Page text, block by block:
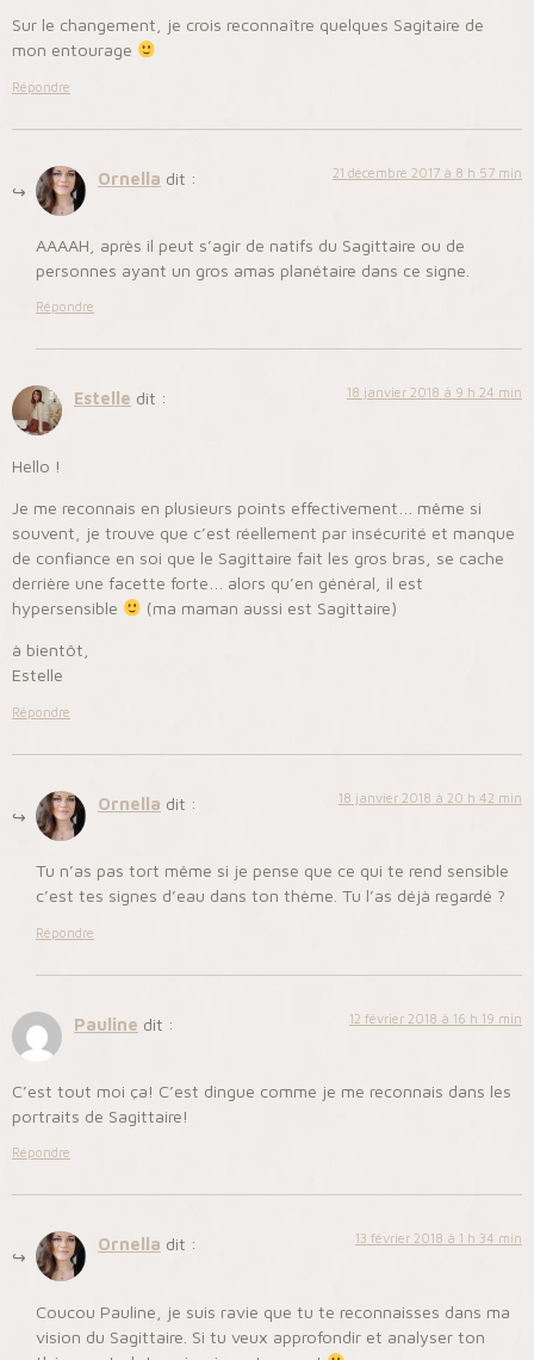
Sur le changement, je crois reconnaître quelques Sagitaire de
mon entourage
Répondre
Ornella dit : 21 décembre 2017 à 8 h 57 min
AAAAH, après il peut s’agir de natifs du Sagittaire ou de
personnes ayant un gros amas planétaire dans ce signe.
Répondre
Estelle dit : 18 janvier 2018 à 9 h 24 min
Hello !
Je me reconnais en plusieurs points effectivement… même si
souvent, je trouve que c’est réellement par insécurité et manque
de confiance en soi que le Sagittaire fait les gros bras, se cache
derrière une facette forte… alors qu’en général, il est
hypersensible
(ma maman aussi est Sagittaire)
à bientôt,
Estelle
Répondre
Ornella dit : 18 janvier 2018 à 20 h 42 min
Tu n’as pas tort même si je pense que ce qui te rend sensible
c’est tes signes d’eau dans ton thème. Tu l’as déjà regardé ?
Répondre
Pauline dit : 12 février 2018 à 16 h 19 min
C’est tout moi ça! C’est dingue comme je me reconnais dans les
portraits de Sagittaire!
Répondre
Ornella dit : 13 février 2018 à 1 h 34 min
Coucou Pauline, je suis ravie que tu te reconnaisses dans ma
vision du Sagittaire. Si tu veux approfondir et analyser ton